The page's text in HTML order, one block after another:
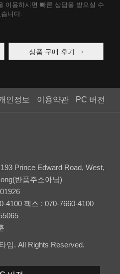
이용하시면 빠른 상담을 받으실 수
니다.
상품 구매 후기
인정보 이용약관 PC 버전
Prince Edward Road, West,
반품주소아님)
4100 팩스 : 070-7660-4100
임. All Rights Reserved.